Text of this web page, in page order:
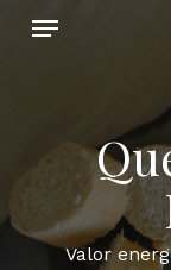
SkipMenu
Valor